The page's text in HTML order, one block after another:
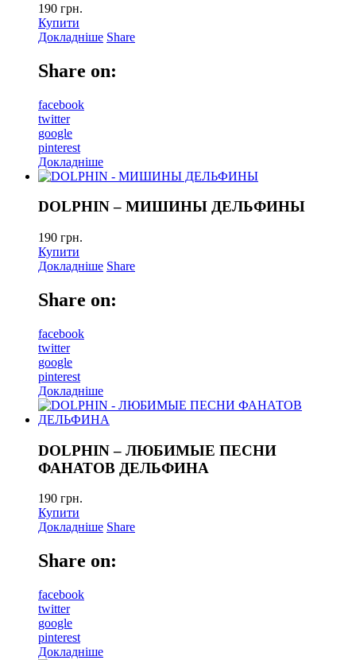
190 грн.
Купити
Докладніше Share
Share on:
facebook
twitter
google
pinterest
Докладніше
DOLPHIN – МИШИНЫ ДЕЛЬФИНЫ
190 грн.
Купити
Докладніше Share
Share on:
facebook
twitter
google
pinterest
Докладніше
DOLPHIN – ЛЮБИМЫЕ ПЕСНИ
ФАНАТОВ ДЕЛЬФИНА
190 грн.
Купити
Докладніше Share
Share on:
facebook
twitter
google
pinterest
Докладніше